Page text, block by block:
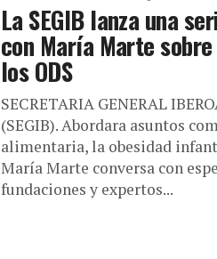
La SEGIB lanza una
con María Marte
los ODS
SECRETARIA GENERAL
(SEGIB). Abordara asuntos
alimentaria, la obesidad
María Marte conversa con
fundaciones y expertos...